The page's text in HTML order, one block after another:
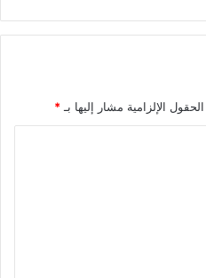
الحقول الإلزامية مشار إليها بـ*